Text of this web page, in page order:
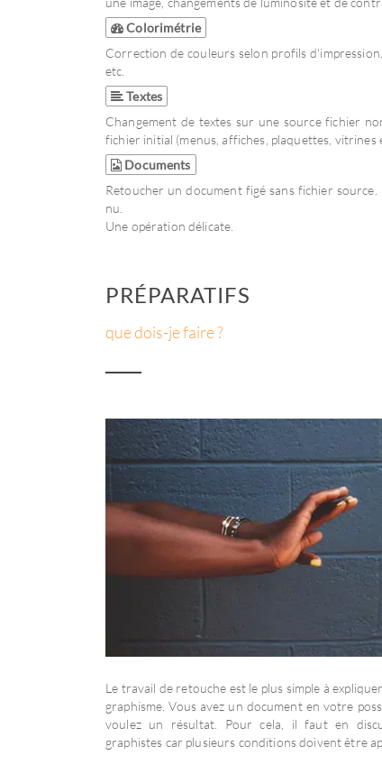
Colorimétrie
Correction de couleurs selon profils
etc.
Textes
Changement de textes sur une source fichier
fichier initial (menus, affiches, plaquettes, vitrines
Documents
Retoucher un document figé sans fichier
nu.
Une opération délicate.
PRÉPARATIFS
que dois-je faire ?
Le travail de retouche est le plus simple à
graphisme. Vous avez un document en votre
voulez un résultat. Pour cela, il faut en
graphistes car plusieurs conditions doivent être